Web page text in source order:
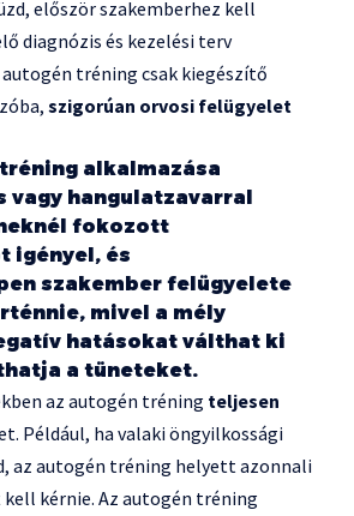
először szakemberhez kell
diagnózis és kezelési terv
tréning csak kiegészítő
szigorúan orvosi felügyelet
alkalmazása
vagy hangulatzavarral
fokozott
igényel, és
szakember felügyelete
mivel a mély
hatásokat válthat ki
a tüneteket.
az autogén tréning teljesen
Például, ha valaki öngyilkossági
az autogén tréning helyett azonnali
kérnie. Az autogén tréning